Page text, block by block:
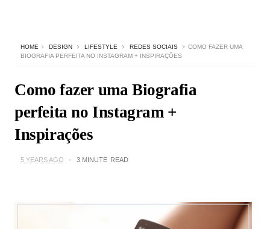
HOME DESIGN LIFESTYLE REDES SOCIAIS
COMO FAZER UMA
BIOGRAFIA PERFEITA NO INSTAGRAM + INSPIRAÇÕES
Como fazer uma Biografia
perfeita no Instagram +
Inspirações
5 YEARS AGO 3 MINUTE READ